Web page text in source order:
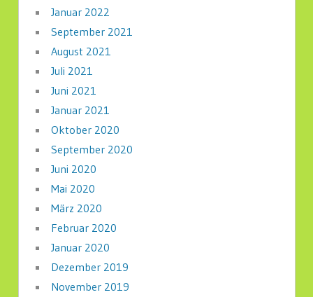
Januar 2022
September 2021
August 2021
Juli 2021
Juni 2021
Januar 2021
Oktober 2020
September 2020
Juni 2020
Mai 2020
März 2020
Februar 2020
Januar 2020
Dezember 2019
November 2019